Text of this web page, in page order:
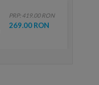
PRP: 419.00 RON
269.00 RON